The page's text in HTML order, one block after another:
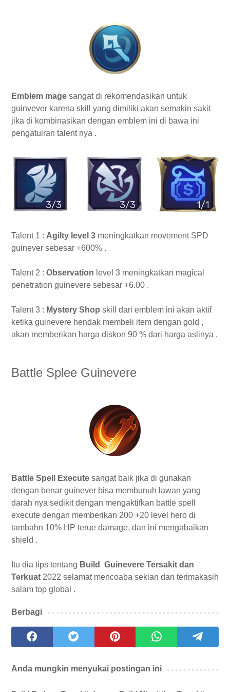
Emblem mage sangat di rekomendasikan untuk
guinvever karena skill yang dimiliki akan semakin sakit
jika di kombinasikan dengan emblem ini di bawa ini
pengatuiran talent nya .
Talent 1 : Agilty level 3 meningkatkan movement SPD
guinever sebesar +600% .
Talent 2 : Observation level 3 meningkatkan magical
penetration guinevere sebesar +6.00 .
Talent 3 : Mystery Shop skill dari emblem ini akan aktif
ketika guinevere hendak membeli item dengan gold ,
akan memberikan harga diskon 90 % dari harga aslinya .
Battle Splee Guinevere
Battle Spell Execute sangat baik jika di gunakan
dengan benar guinever bisa membunuh lawan yang
darah nya sedikit dengan mengaktifkan battle spell
execute dengan memberikan 200 +20 level hero di
tambahn 10% HP terue damage, dan ini mengabaikan
shield .
Itu dia tips tentang Build Guinevere Tersakit dan
Terkuat 2022 selamat mencoaba sekian dan terimakasih
salam top global .
Berbagi
Anda mungkin menyukai postingan ini